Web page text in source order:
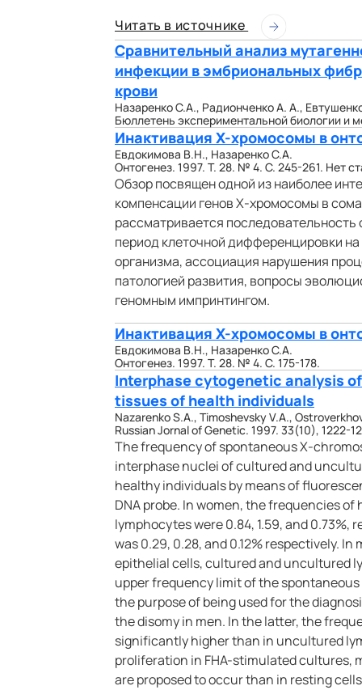
Читать в источнике
Сравнительный анализ
инфекции в эмбриональных
крови
Назаренко С.А., Радионченко А. А.,
Бюллетень экспериментальной биологии и
Инактивация Х-хромосомы в
Евдокимова В.Н., Назаренко С.А.
Онтогенез. 1997. Т. 28. № 4. С. 245-261. Нет
Обзор посвящен одной из наиболее
компенсации генов Х-хромосомы в
рассматривается
период клеточной дифференцировки
организма, ассоциация нарушения
патологией развития, вопросы
геномным импринтингом.
Инактивация Х-хромосомы в
Евдокимова B.H., Назаренко С.А.
Онтогенез. 1997. Т. 28. № 4. С. 175-178.
Interphase cytogenetic analysis
tissues of health individuals
Nazarenko S.A., Timoshevsky V.A.,
Russian Jornal of Genetic. 1997. 33(10), 1222-
The frequency of spontaneous X-
interphase nuclei of cultured and
healthy individuals by means of
DNA probe. In women, the frequencies
lymphocytes were 0.84, 1.59, and
was 0.29, 0.28, and 0.12% respectively.
epithelial cells, cultured and uncultured
upper frequency limit of the
the purpose of being used for the
the disomy in men. In the latter, the
significantly higher than in uncultured
proliferation in FHA-stimulated cultures,
are proposed to occur than in resting